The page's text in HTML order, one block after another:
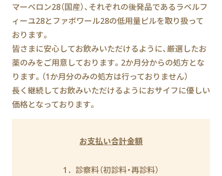
マーベロン28（国産）、それぞれの後発品であるラベルフ
ィーユ28とファボワール28の低用量ピルを取り扱って
おります。
皆さまに安心してお飲みいただけるように、厳選したお
薬のみをご用意しております。2か月分からの処方とな
ります。（1か月分のみの処方は行っておりません）
長く継続してお飲みいただけるようにおサイフに優しい
価格となっております。
お支払い合計金額
1．診察料（初診料・再診料）